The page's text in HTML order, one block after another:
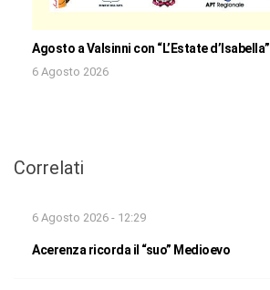
Agosto a Valsinni con “L’Estate d’Isabella”
6 Agosto 2026
Correlati
6 Agosto 2026 - 12:29
Acerenza ricorda il “suo” Medioevo